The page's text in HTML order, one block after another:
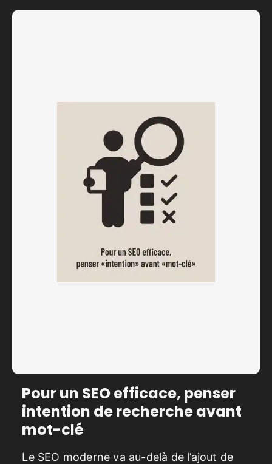
Pour un SEO efficace, penser
intention de recherche avant
mot-clé
Le SEO moderne va au-delà de l’ajout de